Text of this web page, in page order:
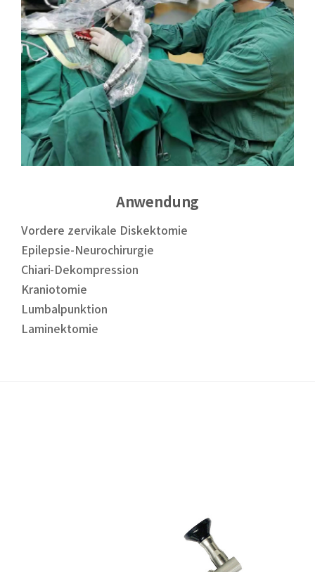
Anwendung
Vordere zervikale Diskektomie
Epilepsie-Neurochirurgie
Chiari-Dekompression
Kraniotomie
Lumbalpunktion
Laminektomie